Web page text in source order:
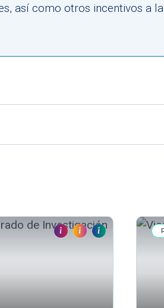
así como otros incentivos a